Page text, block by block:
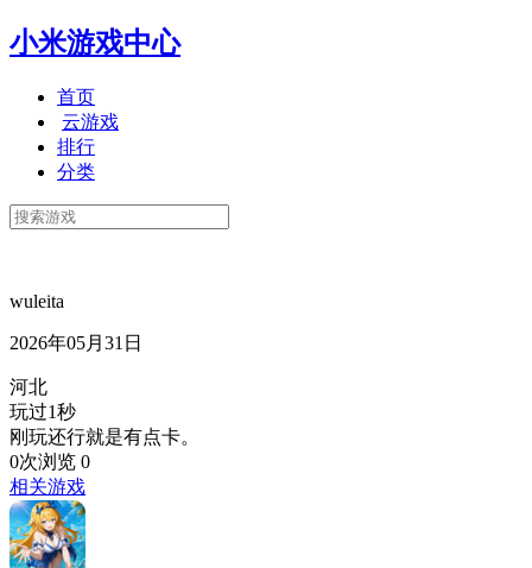
小米游戏中心
首页
云游戏
排行
分类
wuleita
2026年05月31日
河北
玩过1秒
刚玩还行就是有点卡。
0次浏览 0
相关游戏